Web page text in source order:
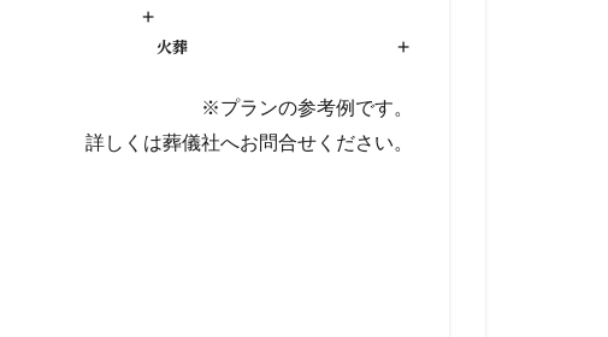
+
火葬 +
※プランの参考例です。
詳しくは葬儀社へお問合せください。